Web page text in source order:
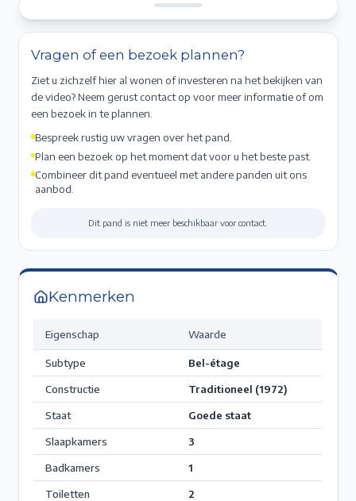
Vragen of een bezoek plannen?
Ziet u zichzelf hier al wonen of investeren na het bekijken van
de video? Neem gerust contact op voor meer informatie of om
een bezoek in te plannen.
Bespreek rustig uw vragen over het pand.
Plan een bezoek op het moment dat voor u het beste past.
Combineer dit pand eventueel met andere panden uit ons
aanbod.
Dit pand is niet meer beschikbaar voor contact.
Kenmerken
Eigenschap Waarde
Subtype
Bel-étage
Constructie
Traditioneel (1972)
Staat
Goede staat
Slaapkamers
3
Badkamers
1
Toiletten
2